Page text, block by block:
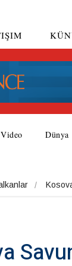
Video Dünya